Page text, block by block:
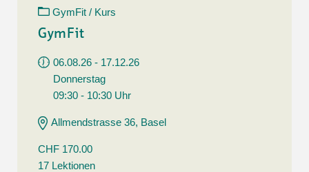
GymFit / Kurs
GymFit
06.08.26 - 17.12.26
Donnerstag
09:30 - 10:30 Uhr
Allmendstrasse 36, Basel
CHF 170.00
17 Lektionen